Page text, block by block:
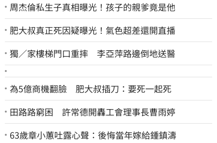
周杰倫私生子真相曝光！孩子的親爹竟是他
肥大叔真正死因疑曝光！氣色超差還開直播
獨／家樓梯門口重摔 李亞萍路邊倒地送醫
為5億商機翻臉 肥大叔插刀：要死一起死
田路路窮困 許常德開轟工會理事長曹雨婷
63歲章小蕙吐露心聲：後悔當年嫁給鍾鎮濤